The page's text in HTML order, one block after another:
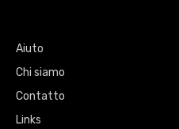
Aiuto
Chi siamo
Contatto
Links